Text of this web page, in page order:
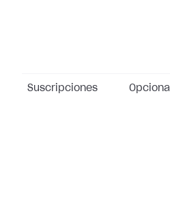
Suscripciones Opcional